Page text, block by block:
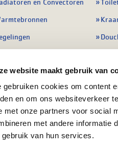
website maakt gebruik van
gebruiken cookies om content
en om ons websiteverkeer
met onze partners voor social
met andere informatie
gebruik van hun services.
verwarming
Alle